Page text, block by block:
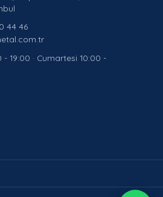
44 46
19:00 · Cumartesi 10:00 -